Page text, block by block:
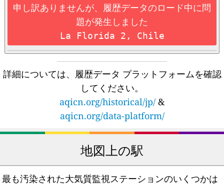
申し訳ありませんが、履歴データのロード中に問
題が発生しました
La Florida 2, Chile
詳細については、履歴データ プラットフォームを確認
してください。
aqicn.org/historical/jp/ &
aqicn.org/data-platform/
地図上の駅
最も汚染された大気質監視ステーションのいくつかは